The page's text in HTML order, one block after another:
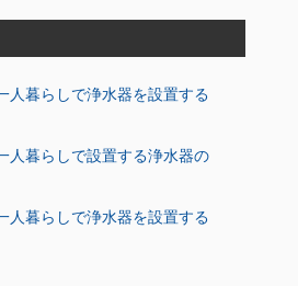
人暮らしで浄水器を設置する
人暮らしで設置する浄水器の
人暮らしで浄水器を設置する